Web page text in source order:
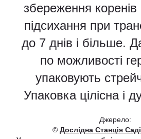
збереження коренів
підсихання при
до 7 днів і більше.
по можливості
упаковують
Упаковка цілісна і
Джерело:
© Дослідна Станція